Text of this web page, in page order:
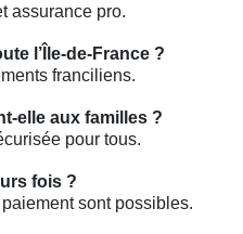
assurance pro.
l’Île-de-France ?
franciliens.
elle aux familles ?
pour tous.
fois ?
sont possibles.